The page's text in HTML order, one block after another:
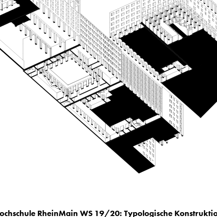
RheinMain WS 19/20: Typologische